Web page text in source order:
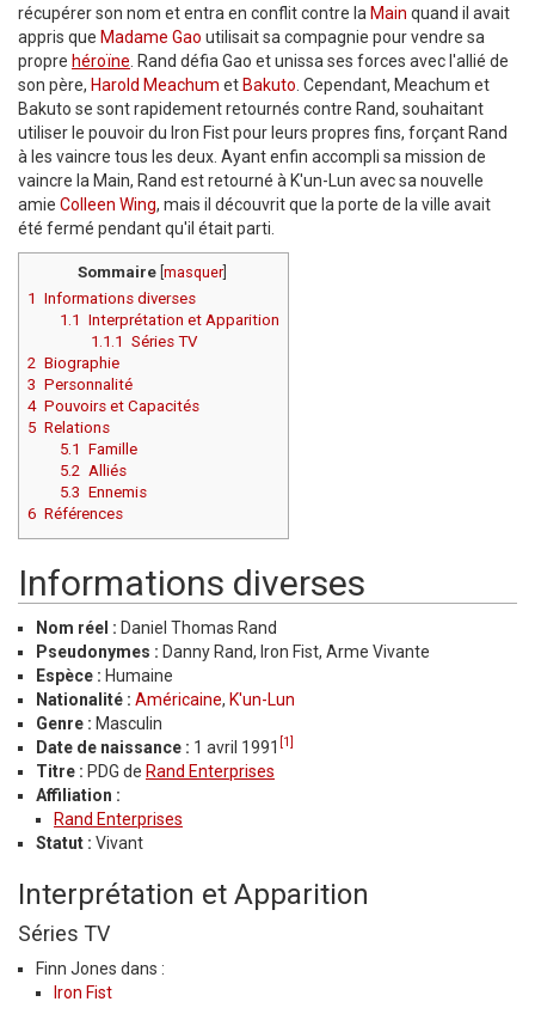
récupérer son nom et entra en conflit contre la Main quand il avait
appris que Madame Gao utilisait sa compagnie pour vendre sa
propre héroïne . Rand défia Gao et unissa ses forces avec l'allié de
son père, Harold Meachum et Bakuto . Cependant, Meachum et
Bakuto se sont rapidement retournés contre Rand, souhaitant
utiliser le pouvoir du Iron Fist pour leurs propres fins, forçant Rand
à les vaincre tous les deux. Ayant enfin accompli sa mission de
vaincre la Main, Rand est retourné à K'un-Lun avec sa nouvelle
amie Colleen Wing, mais il découvrit que la porte de la ville avait
été fermé pendant qu'il était parti.
Sommaire[masquer]
1 Informations diverses
1.1 Interprétation et Apparition
1.1.1
Séries TV
2 Biographie
3 Personnalité
4 Pouvoirs et Capacités
5 Relations
5.1 Famille
5.2 Alliés
5.3 Ennemis
6 Références
Informations diverses
Nom réel : Daniel Thomas Rand
Pseudonymes : Danny Rand, Iron Fist, Arme Vivante
Espèce : Humaine
Nationalité : Américaine, K'un-Lun
Genre : Masculin
Date de naissance : 1 avril 1991 [1]
Titre : PDG de Rand Enterprises
Affiliation :
Rand Enterprises
Statut : Vivant
Interprétation et Apparition
Séries TV
Finn Jones dans :
Iron Fist